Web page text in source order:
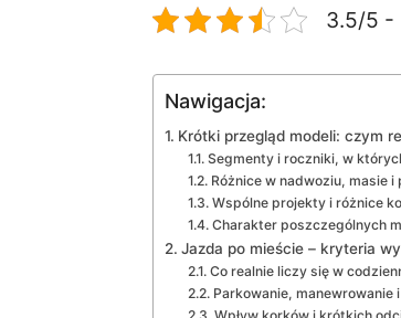
3.5/5 -
Nawigacja:
Krótki przegląd modeli: czym
Segmenty i roczniki, w
Różnice w nadwoziu, masie
Wspólne projekty i różnice
Charakter poszczególnych
Jazda po mieście – kryteria
Co realnie liczy się w
Parkowanie, manewrowanie